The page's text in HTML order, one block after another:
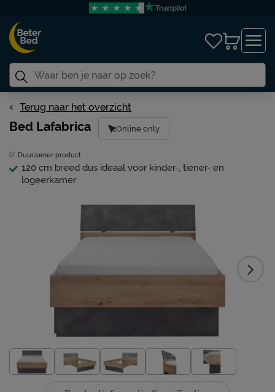
Terug naar het overzicht
Bed Lafabrica Online only
Duurzamer product
120 cm breed dus ideaal voor kinder-, tiener- en
logeerkamer